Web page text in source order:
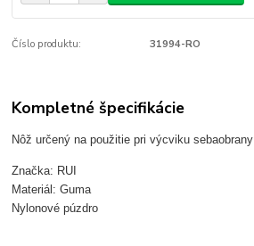
Číslo produktu: 31994-RO
Kompletné špecifikácie
Nôž určený na použitie pri výcviku sebaobrany
Značka: RUI
Materiál: Guma
Nylonové púzdro